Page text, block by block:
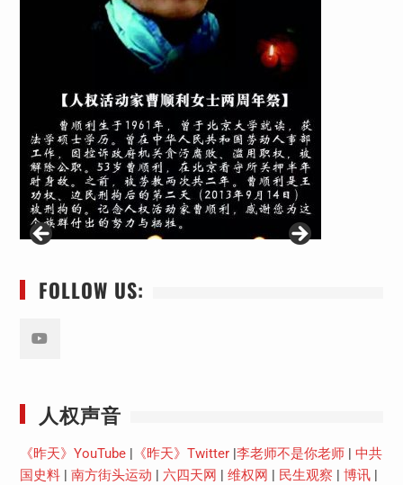
FOLLOW US:
人权声音
《昨天》YouTube| 《昨天》Twitter| 李老师不是你老师| 中共
国史料| 南方街头运动 六四天网 维权网 民生观察 博讯|